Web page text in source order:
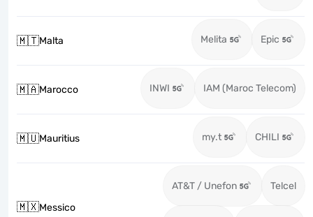
🇲🇹Malta Melita Epic
🇲🇦Marocco INWI IAM (Maroc Telecom)
🇲🇺Mauritius my.t CHILI
🇲🇽Messico
AT&T / Unefon Telcel